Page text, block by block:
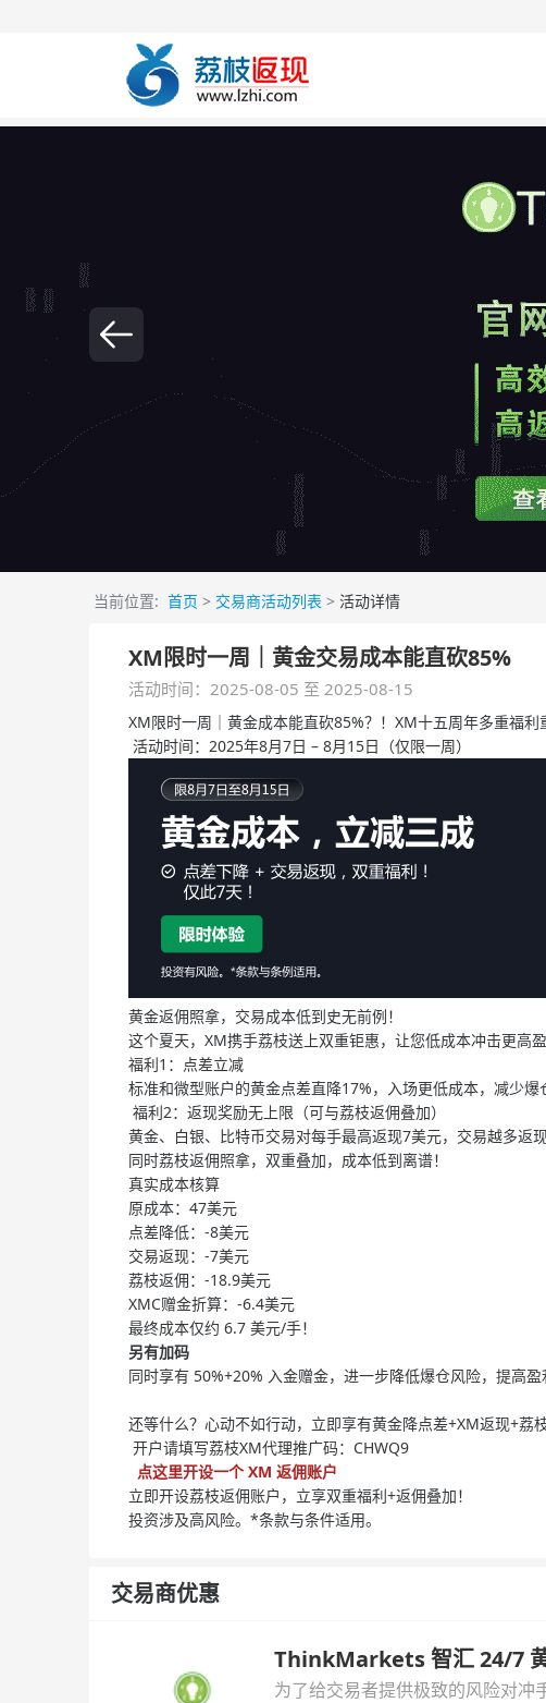
当前位置: 首页 > 交易商活动列表 > 活动详情
XM限时一周｜黄金交易成本能直砍85%
活动时间：2025-08-05 至 2025-08-15
XM限时一周｜黄金成本能直砍85%？！XM十五周年多重福利
活动时间：2025年8月7日 – 8月15日（仅限一周）
黄金返佣照拿，交易成本低到史无前例！
这个夏天，XM携手荔枝送上双重钜惠，让您低成本冲击更高盈
福利1：点差立减
标准和微型账户的黄金点差直降17%，入场更低成本，减少爆
福利2：返现奖励无上限（可与荔枝返佣叠加）
黄金、白银、比特币交易对每手最高返现7美元，交易越多返
同时荔枝返佣照拿，双重叠加，成本低到离谱！
真实成本核算
原成本：47美元
点差降低：-8美元
交易返现：-7美元
荔枝返佣：-18.9美元
XMC赠金折算：-6.4美元
最终成本仅约 6.7 美元/手！
另有加码
同时享有 50%+20% 入金赠金，进一步降低爆仓风险，提高盈
还等什么？心动不如行动，立即享有黄金降点差+XM返现+荔
开户请填写荔枝XM代理推广码：CHWQ9
点这里开设一个 XM 返佣账户
立即开设荔枝返佣账户，立享双重福利+返佣叠加！
投资涉及高风险。*条款与条件适用。
交易商优惠
ThinkMarkets 智汇 24/7
为了给交易者提供极致的风险对